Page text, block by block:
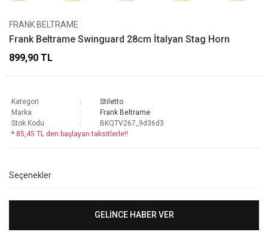
FRANK BELTRAME
Frank Beltrame Swinguard 28cm İtalyan Stag Horn
899,90 TL
Kategori
Stiletto
Marka
Frank Beltrame
Stok Kodu
BKQTV267_9d36d3
* 85,45 TL den başlayan taksitlerle!!
Seçenekler
GELİNCE HABER VER